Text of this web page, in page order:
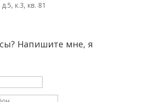
к.3, кв. 81
Напишите мне, я